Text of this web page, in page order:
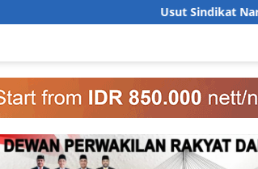
Usut Sindikat Narkoba